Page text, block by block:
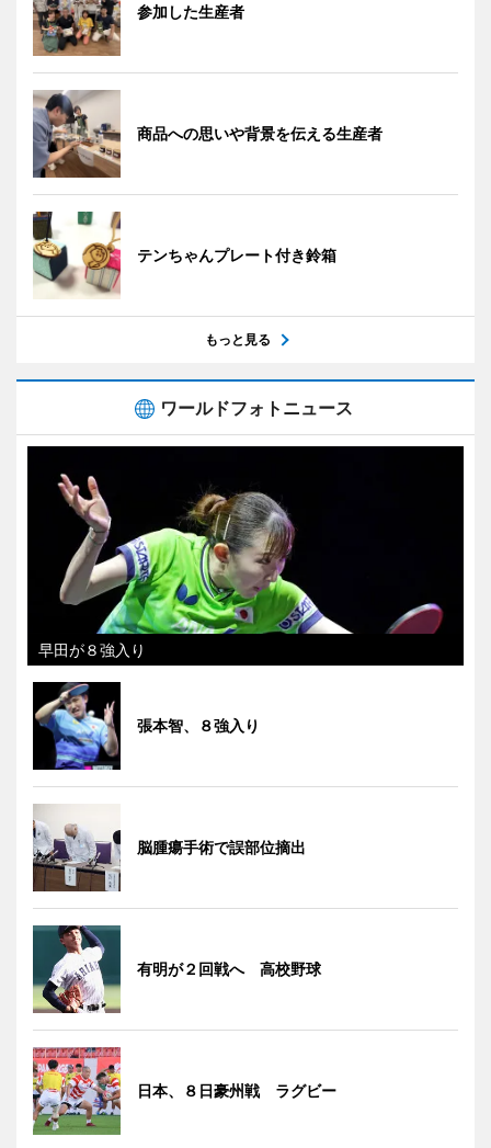
参加した生産者
商品への思いや背景を伝える生産者
テンちゃんプレート付き鈴箱
もっと見る
ワールドフォトニュース
早田が８強入り
張本智、８強入り
脳腫瘍手術で誤部位摘出
有明が２回戦へ 高校野球
日本、８日豪州戦 ラグビー